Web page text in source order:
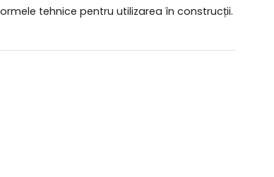
tehnice pentru utilizarea în construcții.